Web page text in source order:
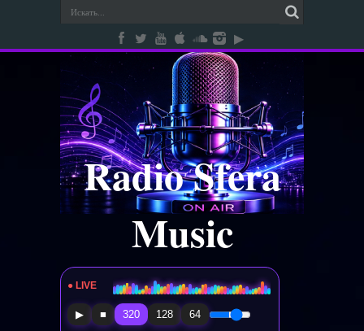
Radio Sfera
Music
● LIVE Radio Sfera Music
▶ ■ 320 128 64